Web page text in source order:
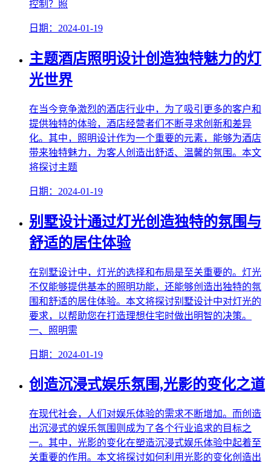
控制？照
日期：2024-01-19
主题酒店照明设计创造独特魅力的灯
光世界
在当今竞争激烈的酒店行业中，为了吸引更多的客户和
提供独特的体验，酒店经营者们不断寻求创新和差异
化。其中，照明设计作为一个重要的元素，能够为酒店
带来独特魅力，为客人创造出舒适、温馨的氛围。本文
将探讨主题
日期：2024-01-19
别墅设计通过灯光创造独特的氛围与
舒适的居住体验
在别墅设计中，灯光的选择和布局是至关重要的。灯光
不仅能够提供基本的照明功能，还能够创造出独特的氛
围和舒适的居住体验。本文将探讨别墅设计中对灯光的
要求，以帮助您在打造理想住宅时做出明智的决策。
一、照明需
日期：2024-01-19
创造沉浸式娱乐氛围,光影的变化之道
在现代社会，人们对娱乐体验的需求不断增加。而创造
出沉浸式的娱乐氛围则成为了各个行业追求的目标之
一。其中，光影的变化在塑造沉浸式娱乐体验中起着至
关重要的作用。本文将探讨如何利用光影的变化创造出